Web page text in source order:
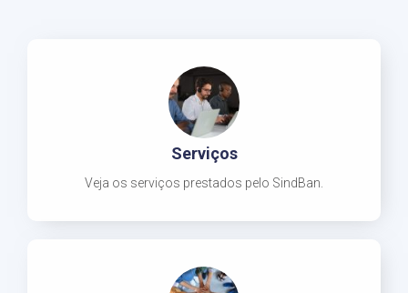
Serviços
Veja os serviços prestados pelo SindBan.